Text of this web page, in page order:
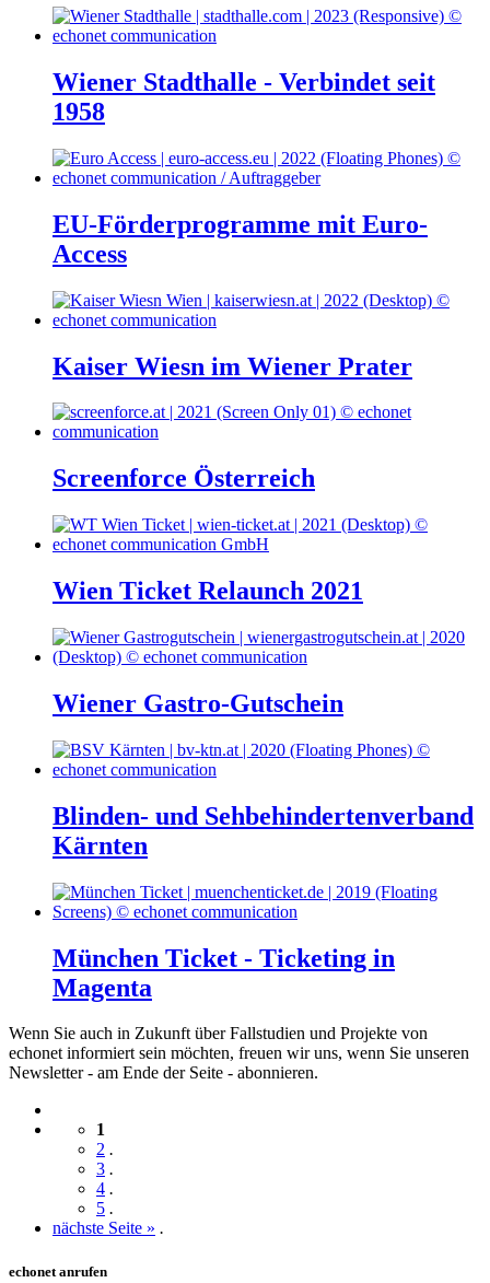
Wiener Stadthalle - Verbindet seit
1958
EU-Förderprogramme mit Euro-
Access
Kaiser Wiesn im Wiener Prater
Screenforce Österreich
Wien Ticket Relaunch 2021
Wiener Gastro-Gutschein
Blinden- und Sehbehindertenverband
Kärnten
München Ticket - Ticketing in
Magenta
Wenn Sie auch in Zukunft über Fallstudien und Projekte von
echonet informiert sein möchten, freuen wir uns, wenn Sie unseren
Newsletter - am Ende der Seite - abonnieren.
1
2 .
3 .
4 .
5 .
nächste Seite » .
echonet anrufen